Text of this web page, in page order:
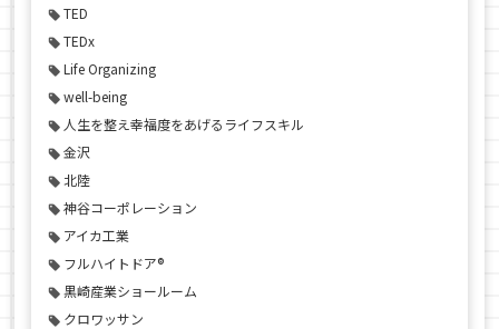
TED
TEDx
Life Organizing
well-being
人生を整え幸福度をあげるライフスキル
金沢
北陸
神谷コーポレーション
アイカ工業
フルハイトドア®
黒崎産業ショールーム
クロワッサン